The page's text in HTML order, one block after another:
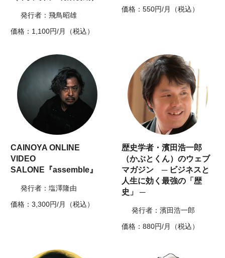
発行者：飛鳥昭雄
価格：1,100円/月（税込）
価格：550円/月（税込）
CAINOYA ONLINE
VIDEO
SALONE『assemble』
発行者：塩澤隆由
価格：3,300円/月（税込）
歴史学者・濱田浩一郎
（かぶとくん）のウェブ
マガジン ─ ビジネスと
人生に効く最強の「歴
史」 ─
発行者：濱田浩一郎
価格：880円/月（税込）